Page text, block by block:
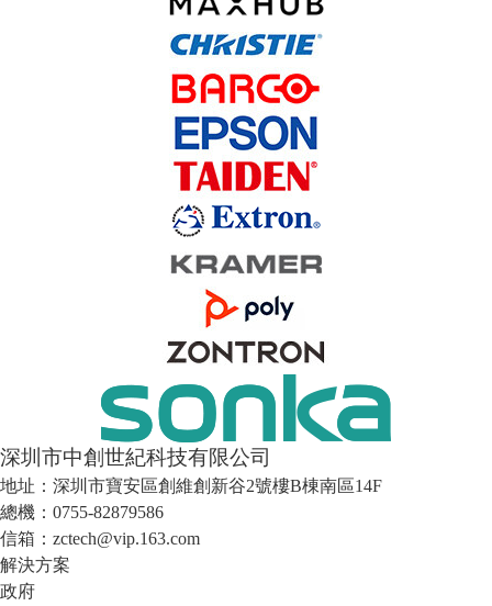
深圳市中創世紀科技有限公司
地址：深圳市寶安區創維創新谷2號樓B棟南區14F
總機：0755-82879586
信箱：zctech@vip.163.com
解決方案
政府